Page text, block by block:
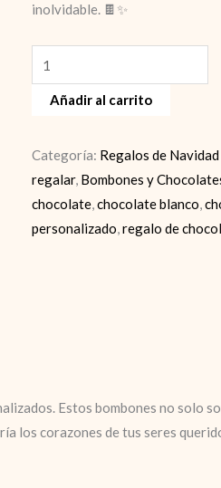
inolvidable. 🍫✨
de
navidad
Añadir al carrito
Categoría: Regalos de Navidad
regalar, Bombones y
chocolate,chocolate blanco,
personalizado,regalo de
Estos bombones no solo
los corazones de tus seres